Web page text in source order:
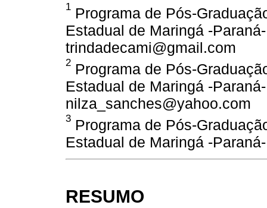
1 Programa de Pós-
Estadual de Maringá -
trindadecami@gmail.com
2 Programa de Pós-
Estadual de Maringá -
nilza_sanches@yahoo.com
3 Programa de Pós-
Estadual de Maringá -
RESUMO